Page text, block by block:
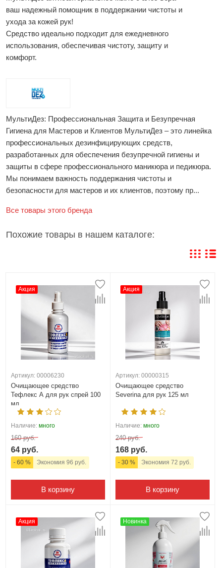
ваш надежный помощник в поддержании чистоты и
ухода за кожей рук!
Средство идеально подходит для ежедневного
использования, обеспечивая чистоту, защиту и
комфорт.
МультиДез: Профессиональная Защита и Безупречная
Гигиена для Мастеров и Клиентов МультиДез – это линейка
профессиональных дезинфицирующих средств,
разработанных для обеспечения безупречной гигиены и
защиты в сфере профессионального маникюра и педикюра.
Мы понимаем важность поддержания чистоты и
безопасности для мастеров и их клиентов, поэтому пр...
Все товары этого бренда
Похожие товары в нашем каталоге:
Акция
Артикул: 00006230
Очищающее средство
Тефлекс А для рук спрей 100
мл
Наличие: много
160 руб.
64 руб.
- 60 % Экономия 96 руб.
В корзину
Акция
Артикул: 00000315
Очищающее средство
Severina для рук 125 мл
Наличие: много
240 руб.
168 руб.
- 30 % Экономия 72 руб.
В корзину
Акция Новинка